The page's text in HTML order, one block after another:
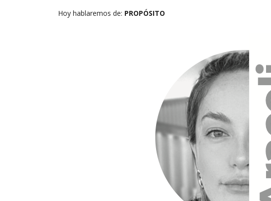
Hoy hablaremos de: PROPÓSITO